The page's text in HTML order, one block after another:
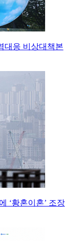
대응 비상대책본
‘황혼이혼’ 조장